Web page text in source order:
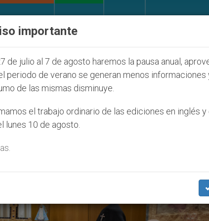
Seúl 2027 ONU se pronuncia ante
Armenia’
importante
de julio al 7 de agosto haremos la pausa anual,
periodo de verano se generan menos informaciones
de las mismas disminuye.
el trabajo ordinario de las ediciones en inglés y
lunes 10 de agosto.